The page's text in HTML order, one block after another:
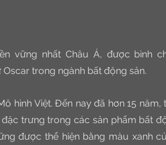
vững nhất Châu Á, được bình
trong ngành bất động sản.
hình Việt. Đến nay đã hơn 15 năm,
trưng trong các sản phẩm bất
được thể hiện bằng màu xanh